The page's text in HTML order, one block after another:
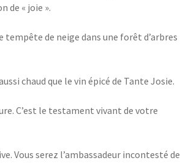
de « joie ».
de neige dans une forêt d’arbres
chaud que le vin épicé de Tante Josie.
C’est le testament vivant de votre
Vous serez l’ambassadeur incontesté de